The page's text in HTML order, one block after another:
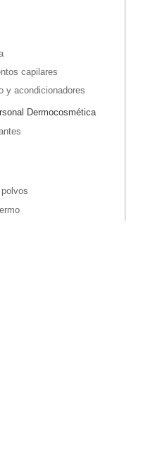
capilares
y acondicionadores
Dermocosmética